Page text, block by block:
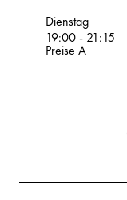
Volksoper
Dienstag
19:00- 21:15
Preise A